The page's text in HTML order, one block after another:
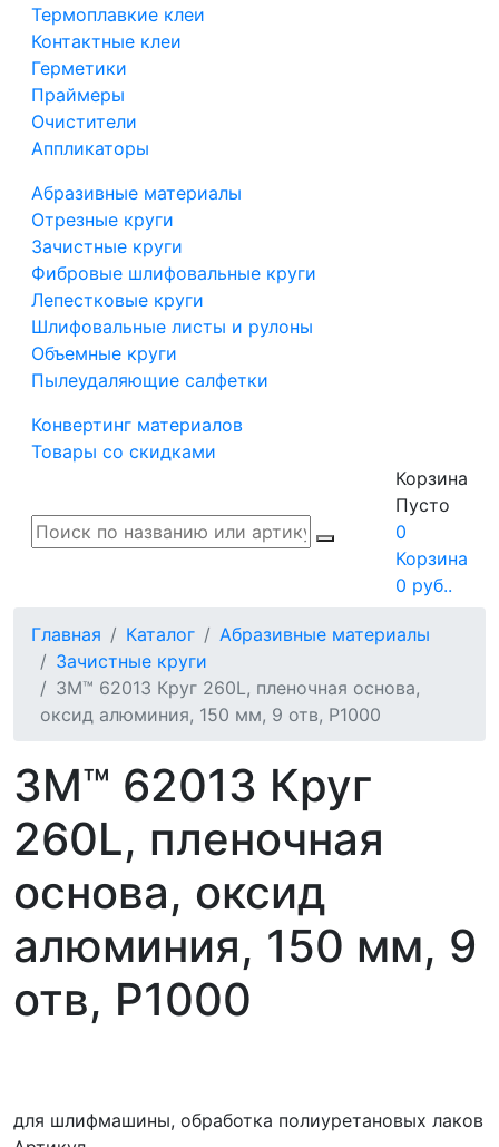
Термоплавкие клеи
Контактные клеи
Герметики
Праймеры
Очистители
Аппликаторы
Абразивные материалы
Отрезные круги
Зачистные круги
Фибровые шлифовальные круги
Лепестковые круги
Шлифовальные листы и рулоны
Объемные круги
Пылеудаляющие салфетки
Конвертинг материалов
Товары со скидками
Корзина
Пусто
0
Корзина
0 руб..
Главная Каталог
Абразивные материалы
Зачистные круги
3M™ 62013 Круг 260L, пленочная основа,
оксид алюминия, 150 мм, 9 отв, P1000
3M™ 62013 Круг
260L, пленочная
основа, оксид
алюминия, 150 мм, 9
отв, P1000
для шлифмашины, обработка полиуретановых лаков